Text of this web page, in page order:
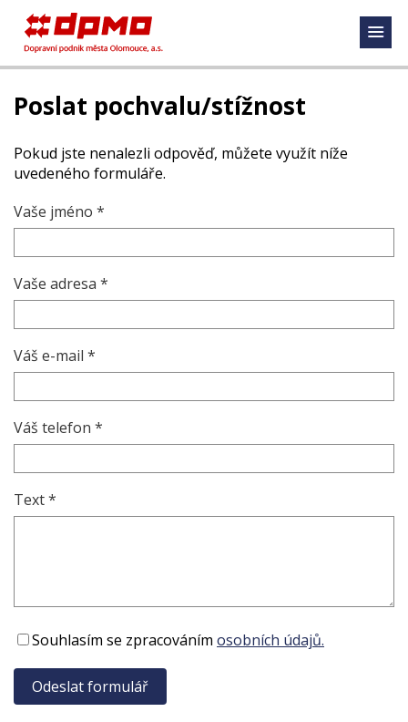
Poslat pochvalu/stížnost
Pokud jste nenalezli odpověď, můžete využít níže
uvedeného formuláře.
Vaše jméno *
Vaše adresa *
Váš e-mail *
Váš telefon *
Text *
Souhlasím se zpracováním osobních údajů.